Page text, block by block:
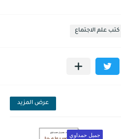
كتب علم الاجتماع
عرض المزيد
جميل حمداوي